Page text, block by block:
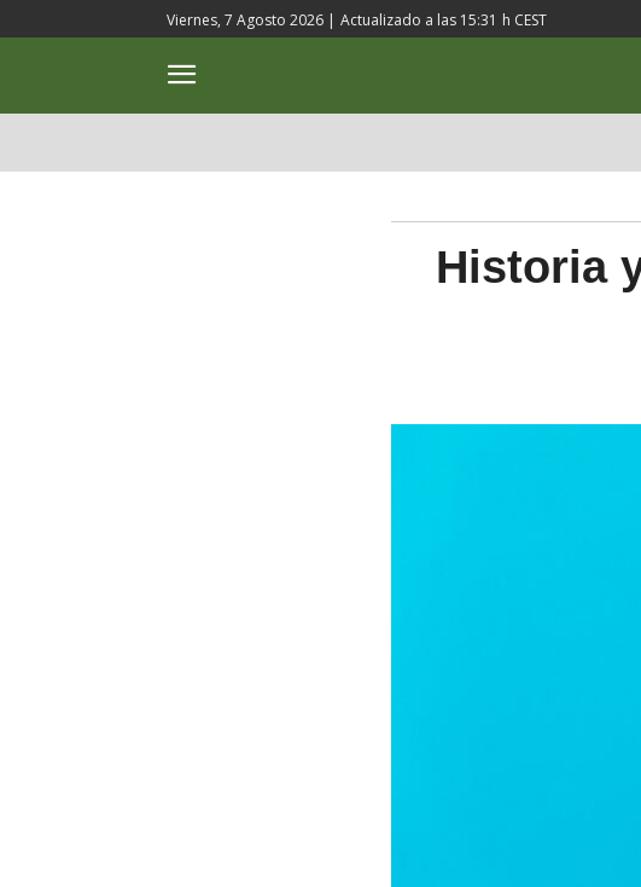
Viernes, 7 Agosto 2026 | Actualizado a las 15:31 h CEST
Historia